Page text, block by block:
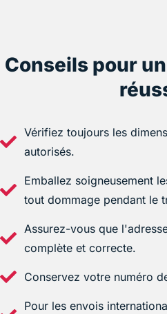
Conseils pour
Vérifiez toujours les
autorisés.
Emballez soigneusement
tout dommage pendant le
Assurez-vous que
complète et correcte.
Conservez votre numéro
Pour les envois